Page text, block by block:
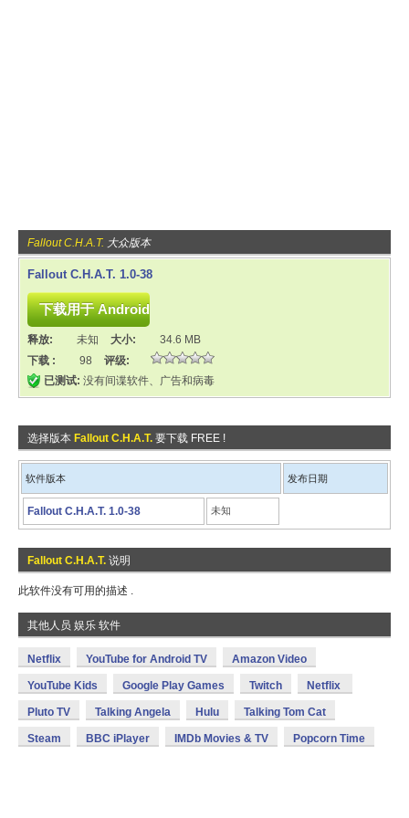
Fallout C.H.A.T. 大众版本
Fallout C.H.A.T. 1.0-38
释放: 未知 大小:
34.6 MB
下载 :
98
评级:
已测试: 没有间谍软件、广告和病毒
选择版本 Fallout C.H.A.T. 要下载 FREE !
软件版本 发布日期
Fallout C.H.A.T. 1.0-38 未知
Fallout C.H.A.T. 说明
此软件没有可用的描述 .
其他人员 娱乐 软件
Netflix YouTube for Android TV Amazon Video
YouTube Kids Google Play Games Twitch Netflix
Pluto TV Talking Angela Hulu Talking Tom Cat
Steam BBC iPlayer IMDb Movies & TV Popcorn Time